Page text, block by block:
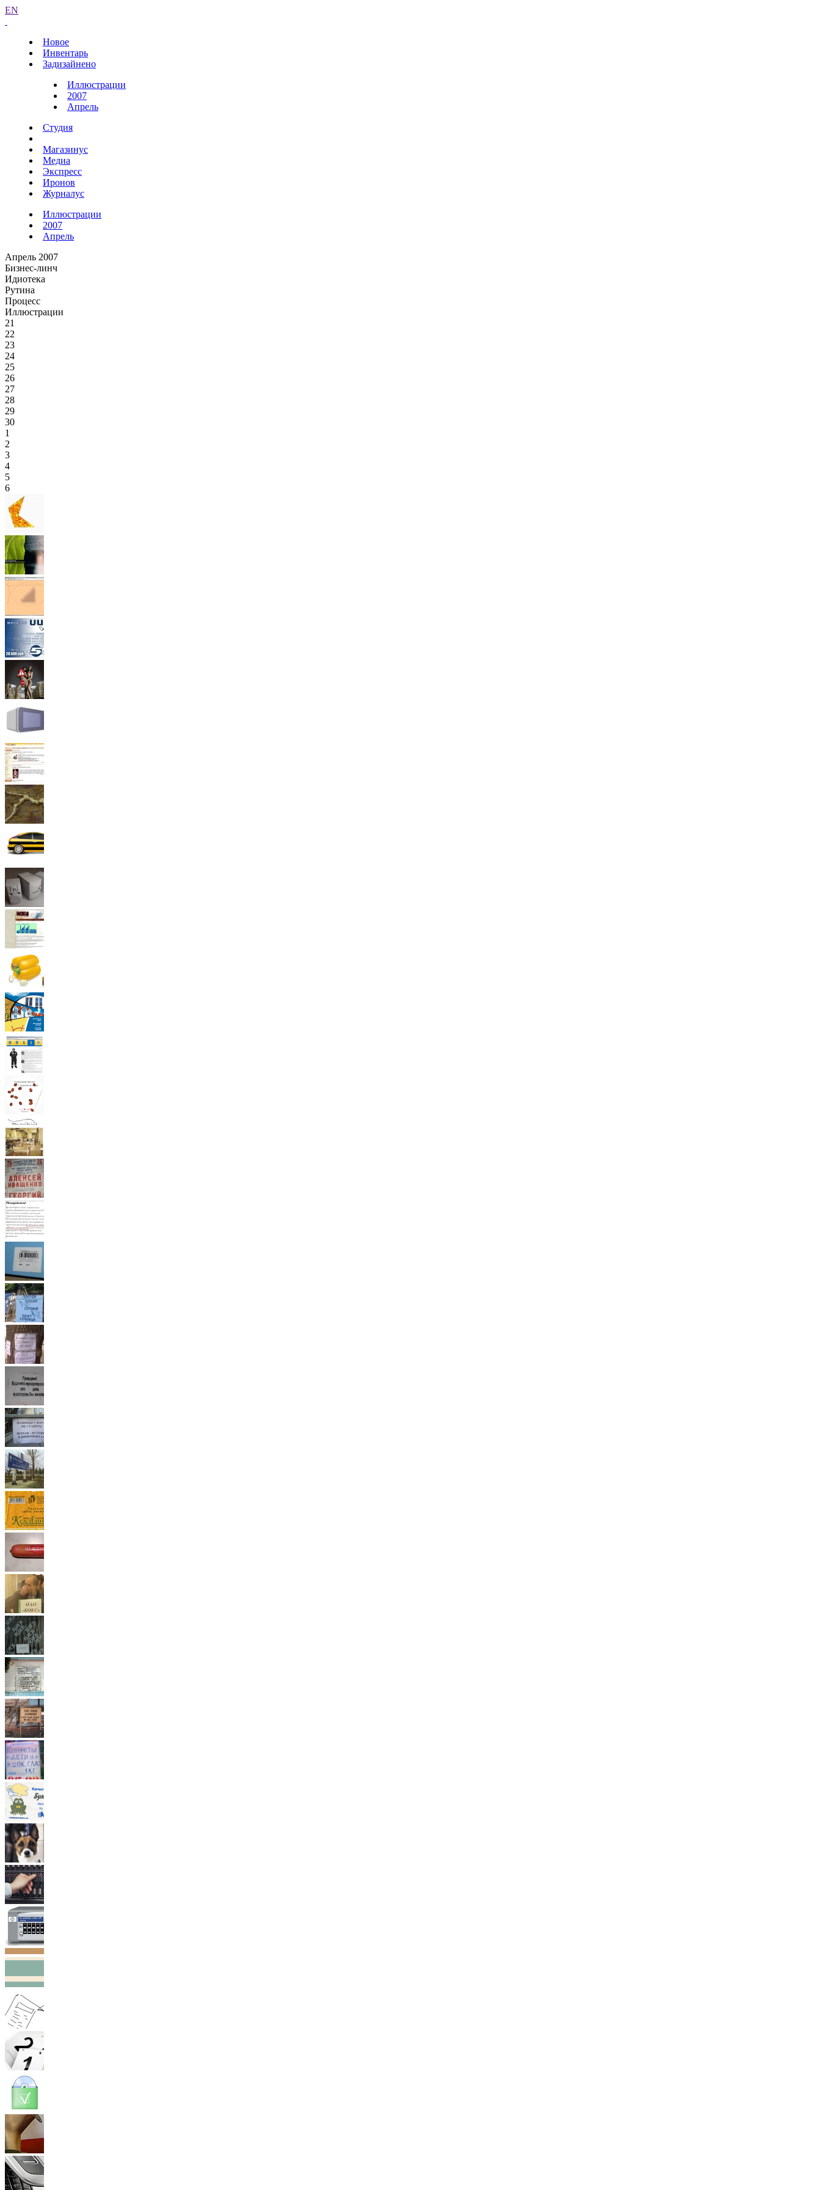
EN
Новое
Инвентарь
Задизайнено
Иллюстрации
2007
Апрель
Студия
Магазинус
Медиа
Экспресс
Иронов
Журналус
Иллюстрации
2007
Апрель
Апрель 2007
Бизнес-линч
Идиотека
Рутина
Процесс
Иллюстрации
21
22
23
24
25
26
27
28
29
30
1
2
3
4
5
6